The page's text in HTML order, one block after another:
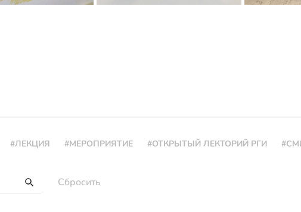
#ЛЕКЦИЯ #МЕРОПРИЯТИЕ #ОТКРЫТЫЙ ЛЕКТОРИЙ РГИ
Сбросить